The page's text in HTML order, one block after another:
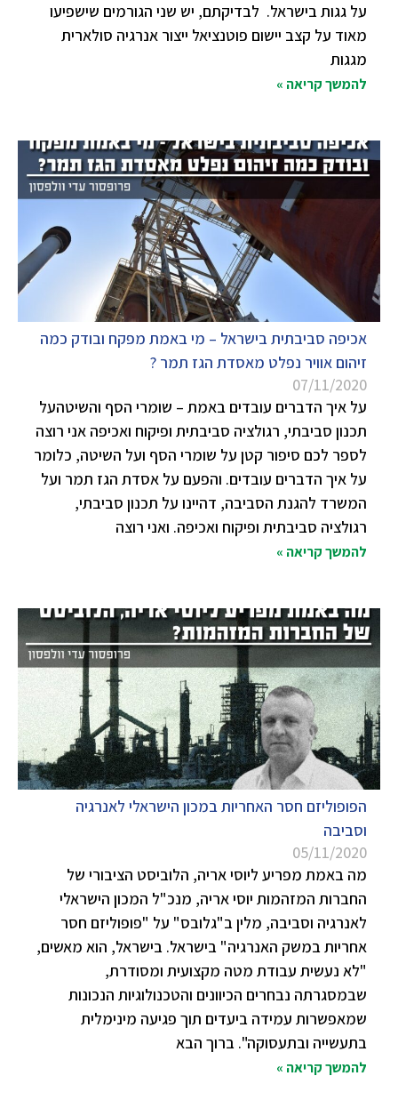
על גגות בישראל. לבדיקתם, יש שני הגורמים שישפיעו
מאוד על קצב יישום פוטנציאל ייצור אנרגיה סולארית
מגגות
להמשך קריאה »
אכיפה סביבתית בישראל – מי באמת מפקח ובודק כמה
זיהום אוויר נפלט מאסדת הגז תמר ?
07/11/2020
על איך הדברים עובדים באמת – שומרי הסף והשיטהעל
תכנון סביבתי, רגולציה סביבתית ופיקוח ואכיפה אני רוצה
לספר לכם סיפור קטן על שומרי הסף ועל השיטה, כלומר
על איך הדברים עובדים. והפעם על אסדת הגז תמר ועל
המשרד להגנת הסביבה, דהיינו על תכנון סביבתי,
רגולציה סביבתית ופיקוח ואכיפה. ואני רוצה
להמשך קריאה »
הפופוליזם חסר האחריות במכון הישראלי לאנרגיה
וסביבה
05/11/2020
מה באמת מפריע ליוסי אריה, הלוביסט הציבורי של
החברות המזהמות יוסי אריה, מנכ"ל המכון הישראלי
לאנרגיה וסביבה, מלין ב"גלובס" על "פופוליזם חסר
אחריות במשק האנרגיה" בישראל. בישראל, הוא מאשים,
"לא נעשית עבודת מטה מקצועית ומסודרת,
שבמסגרתה נבחרים הכיוונים והטכנולוגיות הנכונות
שמאפשרות עמידה ביעדים תוך פגיעה מינימלית
בתעשייה ובתעסוקה". ברוך הבא
להמשך קריאה »